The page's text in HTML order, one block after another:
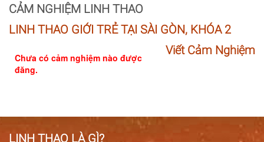
CẢM NGHIỆM LINH THAO
LINH THAO GIỚI TRẺ TẠI SÀI GÒN, KHÓA 2
Viết Cảm Nghiệm
Chưa có cảm nghiệm nào được
đăng.
LINH THAO LÀ GÌ?